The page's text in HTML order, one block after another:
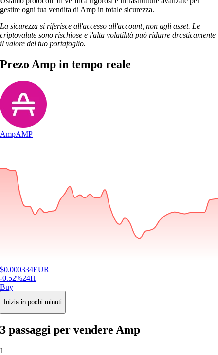
gestire ogni tua vendita di Amp in totale sicurezza.
La sicurezza si riferisce all'accesso all'account, non agli asset. Le
criptovalute sono rischiose e l'alta volatilità può ridurre drasticamente
il valore del tuo portafoglio.
Prezo Amp in tempo reale
AmpAMP
$0.000334EUR
-0.52%24H
Buy
Inizia in pochi minuti
3 passaggi per vendere Amp
1